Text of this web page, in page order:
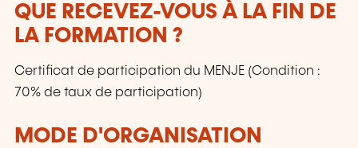
QUE RECEVEZ-VOUS À LA FIN DE
LA FORMATION ?
Certificat de participation du MENJE (Condition :
70% de taux de participation)
MODE D'ORGANISATION